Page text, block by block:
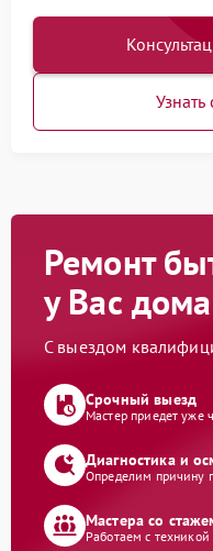
Узнать
Ремонт
у Вас дома
С выездом
Срочный выезд
Мастер приедет уже
Диагностика и
Определим причину
Мастера со
Работаем с